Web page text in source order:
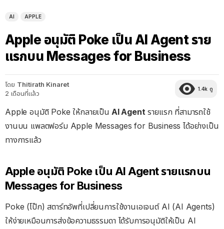
AI APPLE
Apple อนุมัติ Poke เป็น AI Agent ราย
แรกบน Messages for Business
โดย Thitirath Kinaret
2 เดือนที่แล้ว
1.4k ดู
Apple อนุมัติ Poke ให้กลายเป็น AI Agentรายแรก ที่สามารถใช้
งานบน แพลตฟอร์ม Apple Messages for Business ได้อย่างเป็น
ทางการแล้ว
Apple อนุมัติ Poke เป็น AI Agent รายแรกบน
Messages for Business
Poke (โป๊ก) สตาร์ทอัพที่เปลี่ยนการใช้งานเอเจนต์ AI (AI Agents)
ให้ง่ายเหมือนการส่งข้อความธรรมดา ได้รับการอนุมัติให้เป็น AI